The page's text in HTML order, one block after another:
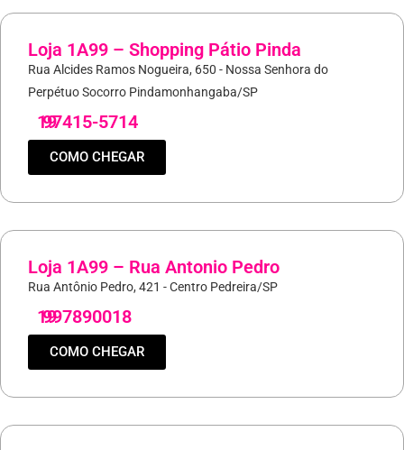
Loja 1A99 – Shopping Pátio Pinda
Rua Alcides Ramos Nogueira, 650 - Nossa Senhora do
Perpétuo Socorro Pindamonhangaba/SP
19
97415-5714
COMO CHEGAR
Loja 1A99 – Rua Antonio Pedro
Rua Antônio Pedro, 421 - Centro Pedreira/SP
19
997890018
COMO CHEGAR